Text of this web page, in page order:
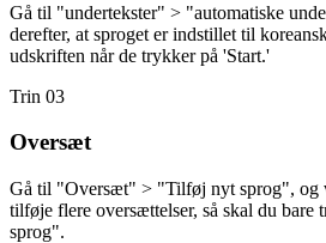
Gå til "undertekster" > "automatiske
derefter, at sproget er indstillet til
udskriften når de trykker på 'Start.'
Trin 03
Oversæt
Gå til "Oversæt" > "Tilføj nyt sprog", og
tilføje flere oversættelser, så skal du
sprog".